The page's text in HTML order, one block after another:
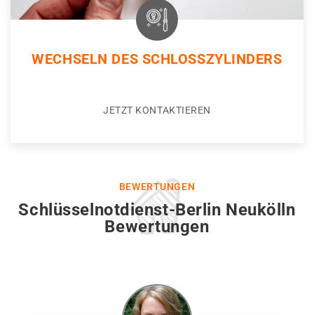
WECHSELN DES SCHLOSSZYLINDERS
JETZT KONTAKTIEREN
BEWERTUNGEN
Schlüsselnotdienst-Berlin Neukölln
Bewertungen